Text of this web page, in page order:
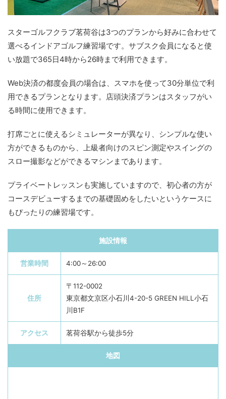
スターゴルフクラブ茗荷谷は3つのプランから好みに合わせて
選べるインドアゴルフ練習場です。サブスク会員になると使
い放題で365日4時から26時まで利用できます。
Web決済の都度会員の場合は、スマホを使って30分単位で利
用できるプランとなります。店頭決済プランはスタッフがい
る時間に使用できます。
打席ごとに使えるシミュレーターが異なり、シンプルな使い
方ができるものから、上級者向けのスピン測定やスイングの
スロー撮影などができるマシンまであります。
プライベートレッスンも実施していますので、初心者の方が
コースデビューするまでの基礎固めをしたいというケースに
もぴったりの練習場です。
施設情報
営業時間 4:00～26:00
住所
〒112-0002
東京都文京区小石川4-20-5 GREEN HILL小石
川B1F
アクセス 茗荷谷駅から徒歩5分
地図